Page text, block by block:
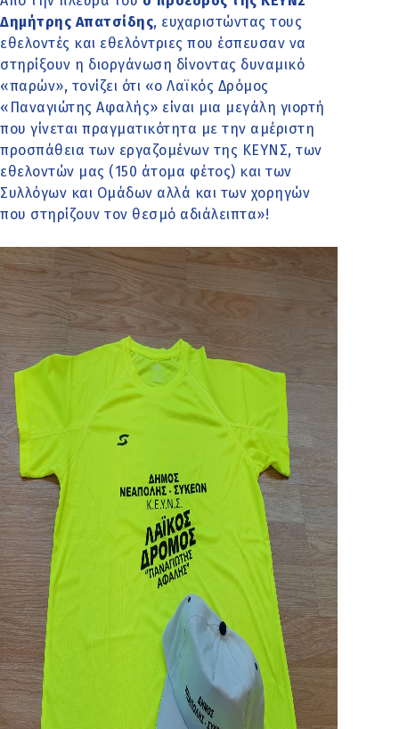
Δημήτρης Απατσίδης, ευχαριστώντας τους
εθελοντές και εθελόντριες που έσπευσαν να
στηρίξουν η διοργάνωση δίνοντας δυναμικό
«παρών», τονίζει ότι «ο Λαϊκός Δρόμος
«Παναγιώτης Αφαλής» είναι μια μεγάλη γιορτή
που γίνεται πραγματικότητα με την αμέριστη
προσπάθεια των εργαζομένων της ΚΕΥΝΣ, των
εθελοντών μας (150 άτομα φέτος) και των
Συλλόγων και Ομάδων αλλά και των χορηγών
που στηρίζουν τον θεσμό αδιάλειπτα»!